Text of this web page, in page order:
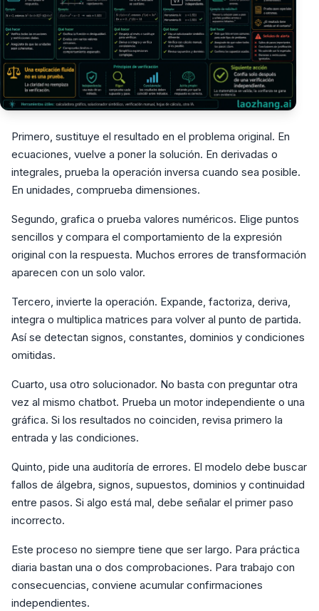
Primero, sustituye el resultado en el problema original. En
ecuaciones, vuelve a poner la solución. En derivadas o
integrales, prueba la operación inversa cuando sea posible.
En unidades, comprueba dimensiones.
Segundo, grafica o prueba valores numéricos. Elige puntos
sencillos y compara el comportamiento de la expresión
original con la respuesta. Muchos errores de transformación
aparecen con un solo valor.
Tercero, invierte la operación. Expande, factoriza, deriva,
integra o multiplica matrices para volver al punto de partida.
Así se detectan signos, constantes, dominios y condiciones
omitidas.
Cuarto, usa otro solucionador. No basta con preguntar otra
vez al mismo chatbot. Prueba un motor independiente o una
gráfica. Si los resultados no coinciden, revisa primero la
entrada y las condiciones.
Quinto, pide una auditoría de errores. El modelo debe buscar
fallos de álgebra, signos, supuestos, dominios y continuidad
entre pasos. Si algo está mal, debe señalar el primer paso
incorrecto.
Este proceso no siempre tiene que ser largo. Para práctica
diaria bastan una o dos comprobaciones. Para trabajo con
consecuencias, conviene acumular confirmaciones
independientes.